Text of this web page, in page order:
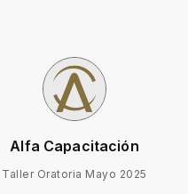
Alfa Capacitación
Taller Oratoria Mayo 2025